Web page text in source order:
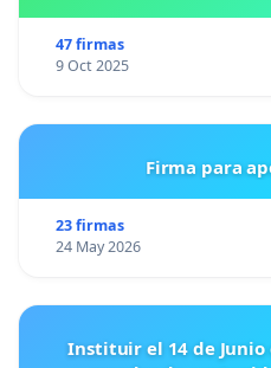
47 firmas
9 Oct 2025
Firma para
23 firmas
24 May 2026
Instituir el 14 de Junio